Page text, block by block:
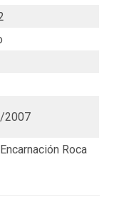
2007
Roca